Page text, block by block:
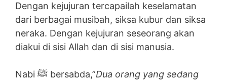
Dengan kejujuran tercapailah keselamatan
dari berbagai musibah, siksa kubur dan siksa
neraka. Dengan kejujuran seseorang akan
diakui di sisi Allah dan di sisi manusia.
Nabi ﷺ bersabda,”Dua orang yang sedang